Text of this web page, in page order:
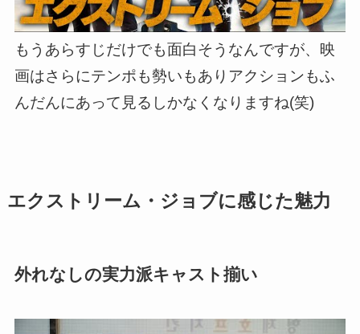
もうあらすじだけでも面白そうなんですが、 映
画はさらにテンポも勢いもありアクションもふ
んだんにあって見るしかなくなりますね(笑)
エクストリーム・ジョブに感じた魅力
外れなしの実力派キャスト揃い